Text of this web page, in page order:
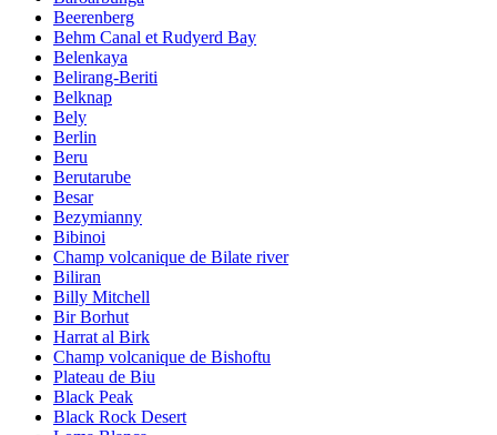
Beerenberg
Behm Canal et Rudyerd Bay
Belenkaya
Belirang-Beriti
Belknap
Bely
Berlin
Beru
Berutarube
Besar
Bezymianny
Bibinoi
Champ volcanique de Bilate river
Biliran
Billy Mitchell
Bir Borhut
Harrat al Birk
Champ volcanique de Bishoftu
Plateau de Biu
Black Peak
Black Rock Desert